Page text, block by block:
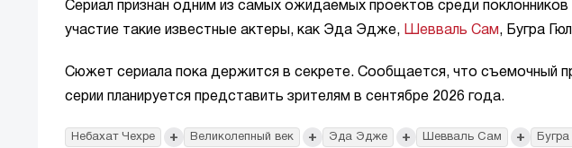
Сериал признан одним из самых ожидаемых проектов среди
участие такие известные актеры, как Эда Эдже, Шевваль Сам , Бугра
Сюжет сериала пока держится в секрете. Сообщается, что съемочный
серии планируется представить зрителям в сентябре 2026 года.
Небахат Чехре + Великолепный век + Эда Эдже + Шевваль Сам +